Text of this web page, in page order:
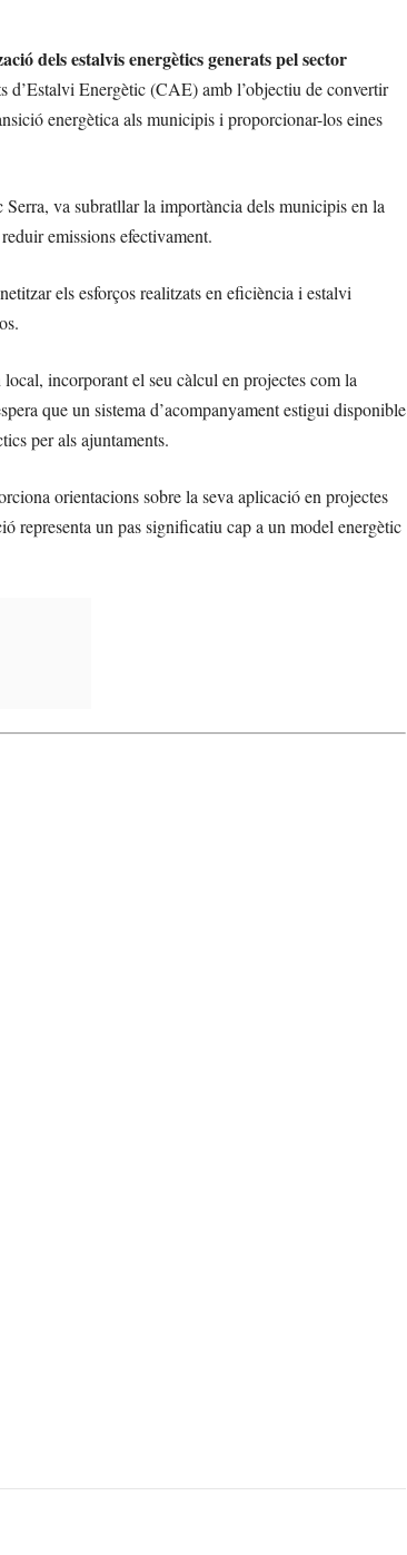
dels estalvis energètics generats pel sector
d’Estalvi Energètic (CAE) amb l’objectiu de convertir
energètica als municipis i proporcionar-los eines
va subratllar la importància dels municipis en la
emissions efectivament.
els esforços realitzats en eficiència i estalvi
incorporant el seu càlcul en projectes com la
que un sistema d’acompanyament estigui disponible
per als ajuntaments.
orientacions sobre la seva aplicació en projectes
representa un pas significatiu cap a un model energètic